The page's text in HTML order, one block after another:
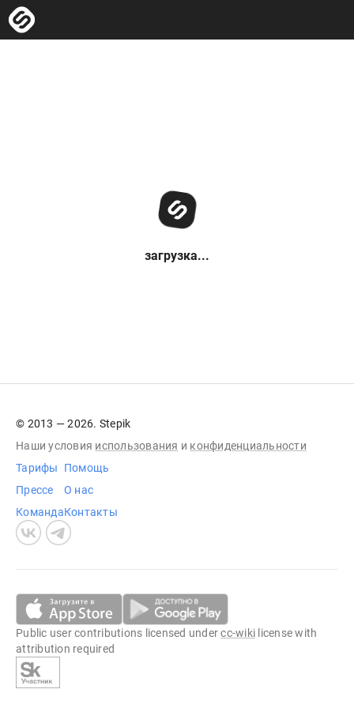
загрузка...
© 2013 — 2026. Stepik
Наши условия использования и конфиденциальности
Тарифы
Прессе
Команда
Помощь
О нас
Контакты
Public user contributions licensed undercc-wiki license with
attribution required